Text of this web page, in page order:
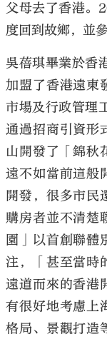
父母去了香港。
度回到故鄉，並
吳蓓琪畢業於香
加盟了香港遠東
市場及行政管理
通過招商引資形
山開發了「錦秋
遠不如當前這般
開發，很多市民
購房者並不清楚
園」以首創聯體
注，「甚至當時
遠道而來的香港
有很好地考慮上
格局、景觀打造